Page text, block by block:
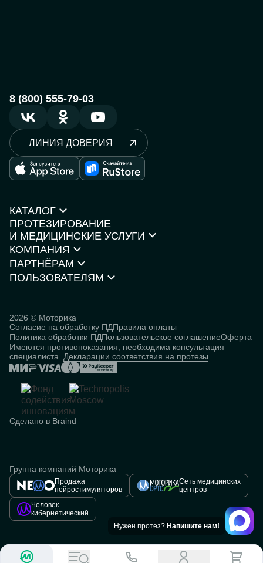
8 (800) 555-79-03
ЛИНИЯ ДОВЕРИЯ
КАТАЛОГ
Протезы рук
Протезы ног
Кресла-коляски
Каталог товаров
Нейростимуляторы
КОМПАНИЯ
О компании
Контакты
ПОЛЬЗОВАТЕЛЯМ
База знаний
Человек
кибернетический
ПРОТЕЗИРОВАНИЕ
И МЕДИЦИНСКИЕ УСЛУГИ
Моторика Орто
ПАРТНЁРАМ
Партнёрская программа
2026 © Моторика
Согласие на обработку ПДПравила оплаты
Политика обработки ПДПользовательское соглашениеОферта
Имеются противопоказания, необходима консультация
специалиста. Декларации соответствия на протезы
Сделано в Braind
Группа компаний Моторика
Продажа
нейростимуляторов
Сеть медицинских
центров
Человек
кибернетический
Нужен протез? Напишите нам!